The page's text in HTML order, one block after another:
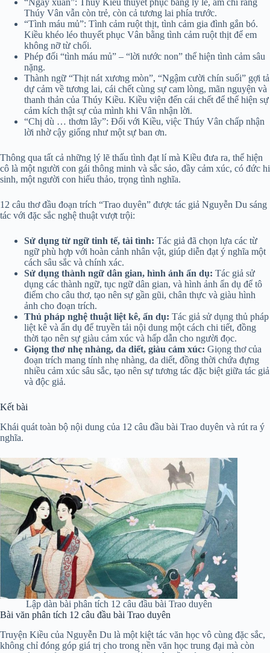
“Ngày xuân”: Thúy Kiều thuyết phục bằng lý lẽ, ám chỉ rằng
Thúy Vân vẫn còn trẻ, còn cả tương lai phía trước.
“Tình máu mủ”: Tình cảm ruột thịt, tình cảm gia đình gắn bó.
Kiều khéo léo thuyết phục Vân bằng tình cảm ruột thịt để em
không nỡ từ chối.
Phép đối “tình máu mủ” – “lời nước non” thể hiện tình cảm sâu
nặng.
Thành ngữ “Thịt nát xương mòn”, “Ngậm cười chín suối” gợi tả
dự cảm về tương lai, cái chết cùng sự cam lòng, mãn nguyện và
thanh thản của Thúy Kiều. Kiều viện đến cái chết để thể hiện sự
cảm kích thật sự của mình khi Vân nhận lời.
“Chị dù … thơm lây”: Đối với Kiều, việc Thúy Vân chấp nhận
lời nhờ cậy giống như một sự ban ơn.
Thông qua tất cả những lý lẽ thấu tình đạt lí mà Kiều đưa ra, thể hiện
cô là một người con gái thông minh và sắc sảo, đầy cảm xúc, có đức hi
sinh, một người con hiếu thảo, trọng tình nghĩa.
12 câu thơ đầu đoạn trích “Trao duyên” được tác giả Nguyễn Du sáng
tác với đặc sắc nghệ thuật vượt trội:
Sử dụng từ ngữ tinh tế, tài tình: Tác giả đã chọn lựa các từ
ngữ phù hợp với hoàn cảnh nhân vật, giúp diễn đạt ý nghĩa một
cách sâu sắc và chính xác.
Sử dụng thành ngữ dân gian, hình ảnh ẩn dụ: Tác giả sử
dụng các thành ngữ, tục ngữ dân gian, và hình ảnh ẩn dụ để tô
điểm cho câu thơ, tạo nên sự gần gũi, chân thực và giàu hình
ảnh cho đoạn trích.
Thủ pháp nghệ thuật liệt kê, ẩn dụ: Tác giả sử dụng thủ pháp
liệt kê và ẩn dụ để truyền tải nội dung một cách chi tiết, đồng
thời tạo nên sự giàu cảm xúc và hấp dẫn cho người đọc.
Giọng thơ nhẹ nhàng, da diết, giàu cảm xúc: Giọng thơ của
đoạn trích mang tính nhẹ nhàng, da diết, đồng thời chứa đựng
nhiều cảm xúc sâu sắc, tạo nên sự tương tác đặc biệt giữa tác giả
và độc giả.
Kết bài
Khái quát toàn bộ nội dung của 12 câu đầu bài Trao duyên và rút ra ý
nghĩa.
Lập dàn bài phân tích 12 câu đầu bài Trao duyên
Bài văn phân tích 12 câu đầu bài Trao duyên
Truyện Kiều của Nguyễn Du là một kiệt tác văn học vô cùng đặc sắc,
không chỉ đóng góp giá trị cho trong nền văn học trung đại mà còn